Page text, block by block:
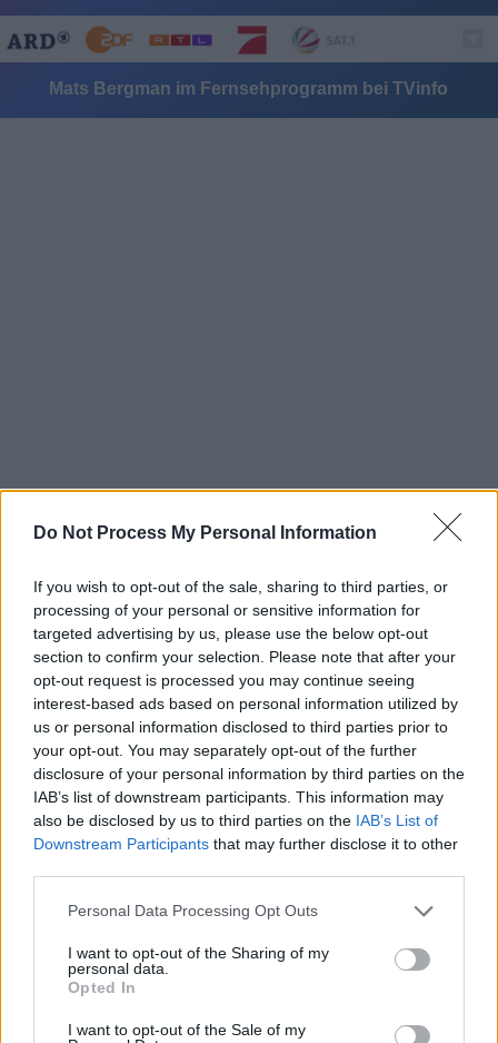
Do Not Process My Personal Information
If you wish to opt-out of the sale, sharing to third parties, or
processing of your personal or sensitive information for
targeted advertising by us, please use the below opt-out
section to confirm your selection. Please note that after your
opt-out request is processed you may continue seeing
interest-based ads based on personal information utilized by
us or personal information disclosed to third parties prior to
your opt-out. You may separately opt-out of the further
disclosure of your personal information by third parties on the
IAB’s list of downstream participants. This information may
also be disclosed by us to third parties on the IAB’s List of
Downstream Participants that may further disclose it to other
Personal Data Processing Opt Outs
I want to opt-out of the Sharing of my
personal data.
Opted In
I want to opt-out of the Sale of my
Mats Bergman im Fernsehprogramm bei TVinfo
Schauspieler/in Mats Bergman
Sender
Sparte
Eifersucht